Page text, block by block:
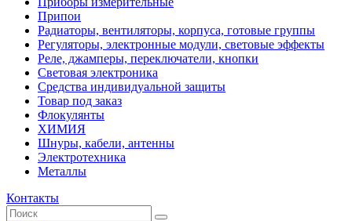
Припои
Радиаторы, вентиляторы, корпуса, готовые группы
Регуляторы, электронные модули, световые эффекты
Реле, джамперы, переключатели, кнопки
Световая электроника
Средства индивидуальной защиты
Товар под заказ
Флокулянты
ХИМИЯ
Шнуры, кабели, антенны
Электротехника
Металлы
Контакты